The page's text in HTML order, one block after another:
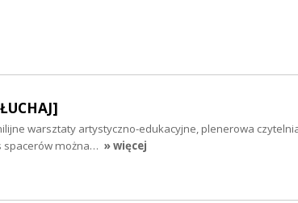
warsztaty artystyczno-edukacyjne, plenerowa
spacerów można… » więcej